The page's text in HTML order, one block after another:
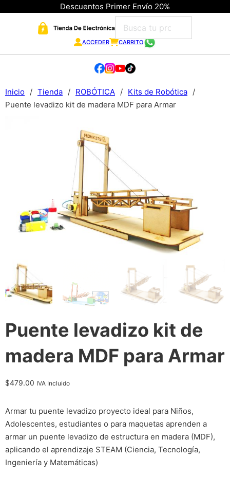
Descuentos Primer Envío 20%
ACCEDER CARRITO
Inicio / Tienda / ROBÓTICA / Kits de Robótica /
Puente levadizo kit de madera MDF para Armar
Puente levadizo kit de
madera MDF para Armar
$479.00 IVA Incluido
Armar tu puente levadizo proyecto ideal para Niños,
Adolescentes, estudiantes o para maquetas aprenden a
armar un puente levadizo de estructura en madera (MDF),
aplicando el aprendizaje STEAM (Ciencia, Tecnología,
Ingeniería y Matemáticas)